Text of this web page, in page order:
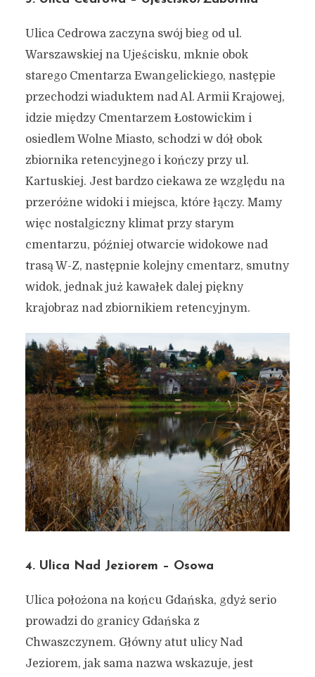
Ulica Cedrowa zaczyna swój bieg od ul.
Warszawskiej na Ujeścisku, mknie obok
starego Cmentarza Ewangelickiego, następie
przechodzi wiaduktem nad Al. Armii Krajowej,
idzie między Cmentarzem Łostowickim i
osiedlem Wolne Miasto, schodzi w dół obok
zbiornika retencyjnego i kończy przy ul.
Kartuskiej. Jest bardzo ciekawa ze względu na
przeróżne widoki i miejsca, które łączy. Mamy
więc nostalgiczny klimat przy starym
cmentarzu, później otwarcie widokowe nad
trasą W-Z, następnie kolejny cmentarz, smutny
widok, jednak już kawałek dalej piękny
krajobraz nad zbiornikiem retencyjnym.
4. Ulica Nad Jeziorem – Osowa
Ulica położona na końcu Gdańska, gdyż serio
prowadzi do granicy Gdańska z
Chwaszczynem. Główny atut ulicy Nad
Jeziorem, jak sama nazwa wskazuje, jest